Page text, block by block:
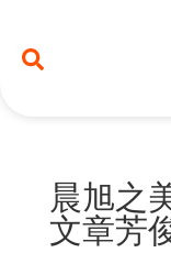
晨旭之
文章芳